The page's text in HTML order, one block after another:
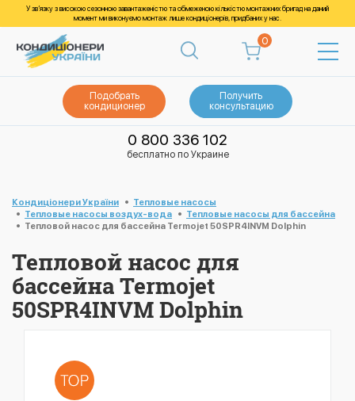
У зв’язку з високою сезонною завантаженістю та обмеженою кількістю монтажних бригад на даний
момент ми виконуємо монтаж лише кондиціонерів, придбаних у нас.
0
Подобрать
кондиционер
Получить
консультацию
0 800 336 102
бесплатно по Украине
Кондиціонери України
Тепловые насосы
Тепловые насосы воздух-вода
Тепловые насосы для бассейна
Тепловой насос для бассейна Termojet 50SPR4INVM Dolphin
Тепловой насос для
бассейна Termojet
50SPR4INVM Dolphin